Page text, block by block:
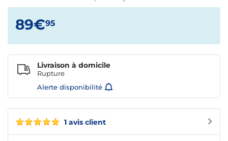
1 avis client
89€95
Livraison à domicile
Rupture
Alerte disponibilité